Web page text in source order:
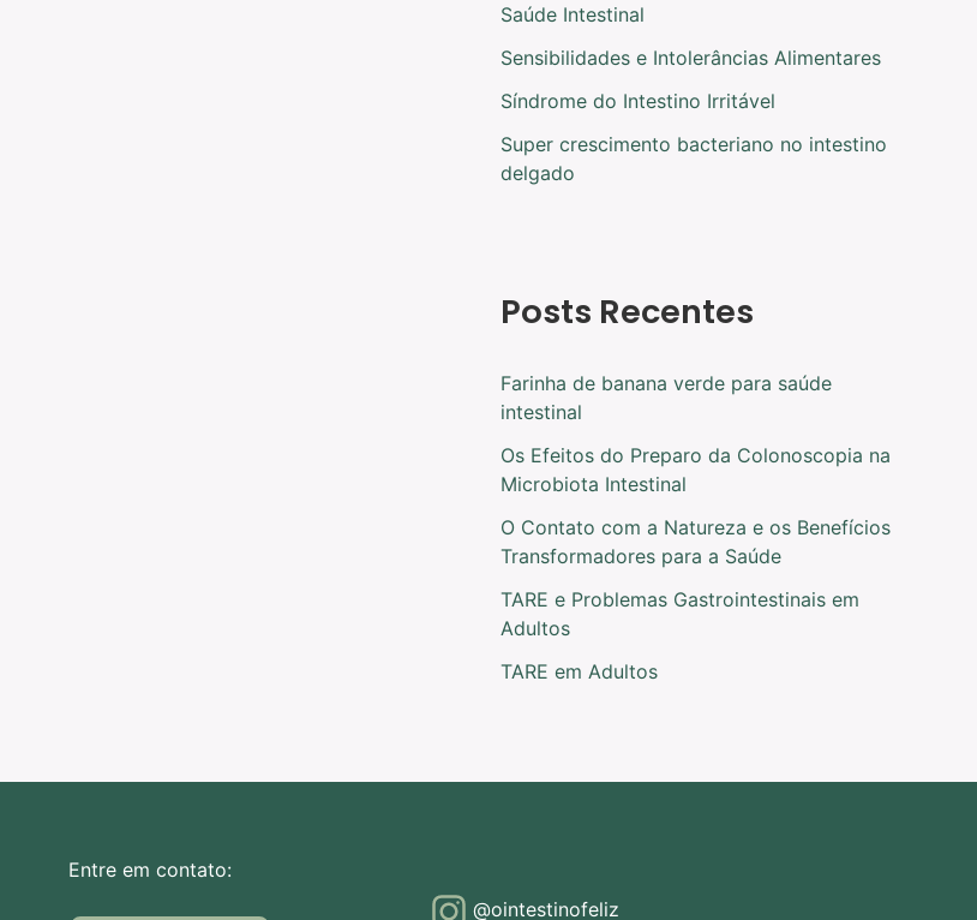
Saúde Intestinal
Sensibilidades e Intolerâncias Alimentares
Síndrome do Intestino Irritável
Super crescimento bacteriano no intestino
delgado
Posts Recentes
Farinha de banana verde para saúde
intestinal
Os Efeitos do Preparo da Colonoscopia na
Microbiota Intestinal
O Contato com a Natureza e os Benefícios
Transformadores para a Saúde
TARE e Problemas Gastrointestinais em
Adultos
TARE em Adultos
Entre em contato:
@ointestinofeliz